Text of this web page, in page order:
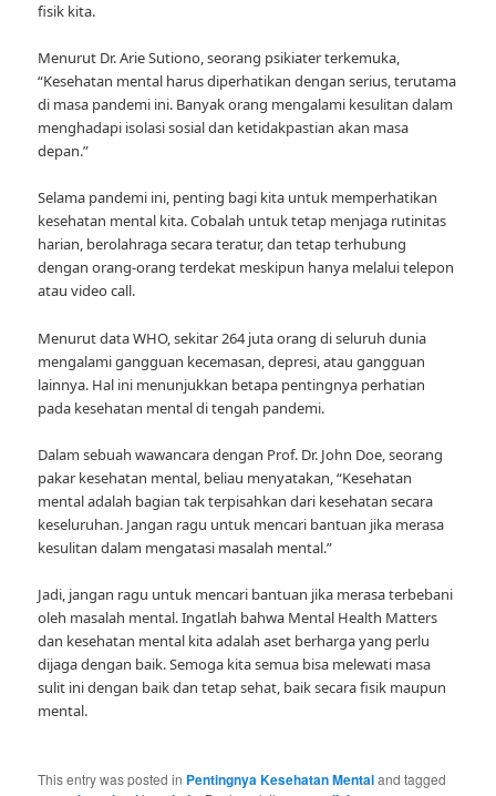
fisik kita.
Menurut Dr. Arie Sutiono, seorang psikiater terkemuka,
“Kesehatan mental harus diperhatikan dengan serius, terutama
di masa pandemi ini. Banyak orang mengalami kesulitan dalam
menghadapi isolasi sosial dan ketidakpastian akan masa
depan.”
Selama pandemi ini, penting bagi kita untuk memperhatikan
kesehatan mental kita. Cobalah untuk tetap menjaga rutinitas
harian, berolahraga secara teratur, dan tetap terhubung
dengan orang-orang terdekat meskipun hanya melalui telepon
atau video call.
Menurut data WHO, sekitar 264 juta orang di seluruh dunia
mengalami gangguan kecemasan, depresi, atau gangguan
lainnya. Hal ini menunjukkan betapa pentingnya perhatian
pada kesehatan mental di tengah pandemi.
Dalam sebuah wawancara dengan Prof. Dr. John Doe, seorang
pakar kesehatan mental, beliau menyatakan, “Kesehatan
mental adalah bagian tak terpisahkan dari kesehatan secara
keseluruhan. Jangan ragu untuk mencari bantuan jika merasa
kesulitan dalam mengatasi masalah mental.”
Jadi, jangan ragu untuk mencari bantuan jika merasa terbebani
oleh masalah mental. Ingatlah bahwa Mental Health Matters
dan kesehatan mental kita adalah aset berharga yang perlu
dijaga dengan baik. Semoga kita semua bisa melewati masa
sulit ini dengan baik dan tetap sehat, baik secara fisik maupun
mental.
This entry was posted in Pentingnya Kesehatan Mentaland tagged